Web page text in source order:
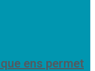
ens permet